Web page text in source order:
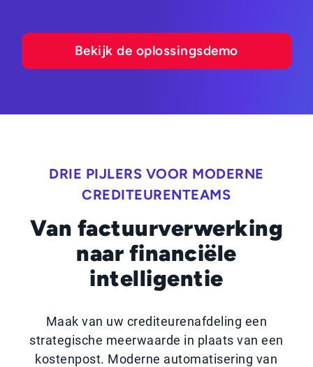
Bekijk de oplossingsdemo
DRIE PIJLERS VOOR MODERNE
CREDITEURENTEAMS
Van factuurverwerking
naar financiële
intelligentie
Maak van uw crediteurenafdeling een
strategische meerwaarde in plaats van een
kostenpost. Moderne automatisering van